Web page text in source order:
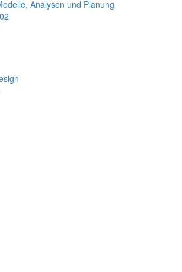
Analysen und Planung